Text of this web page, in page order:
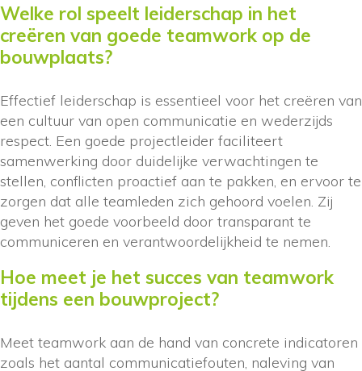
Welke rol speelt leiderschap in het
creëren van goede teamwork op de
bouwplaats?
Effectief leiderschap is essentieel voor het creëren van
een cultuur van open communicatie en wederzijds
respect. Een goede projectleider faciliteert
samenwerking door duidelijke verwachtingen te
stellen, conflicten proactief aan te pakken, en ervoor te
zorgen dat alle teamleden zich gehoord voelen. Zij
geven het goede voorbeeld door transparant te
communiceren en verantwoordelijkheid te nemen.
Hoe meet je het succes van teamwork
tijdens een bouwproject?
Meet teamwork aan de hand van concrete indicatoren
zoals het aantal communicatiefouten, naleving van